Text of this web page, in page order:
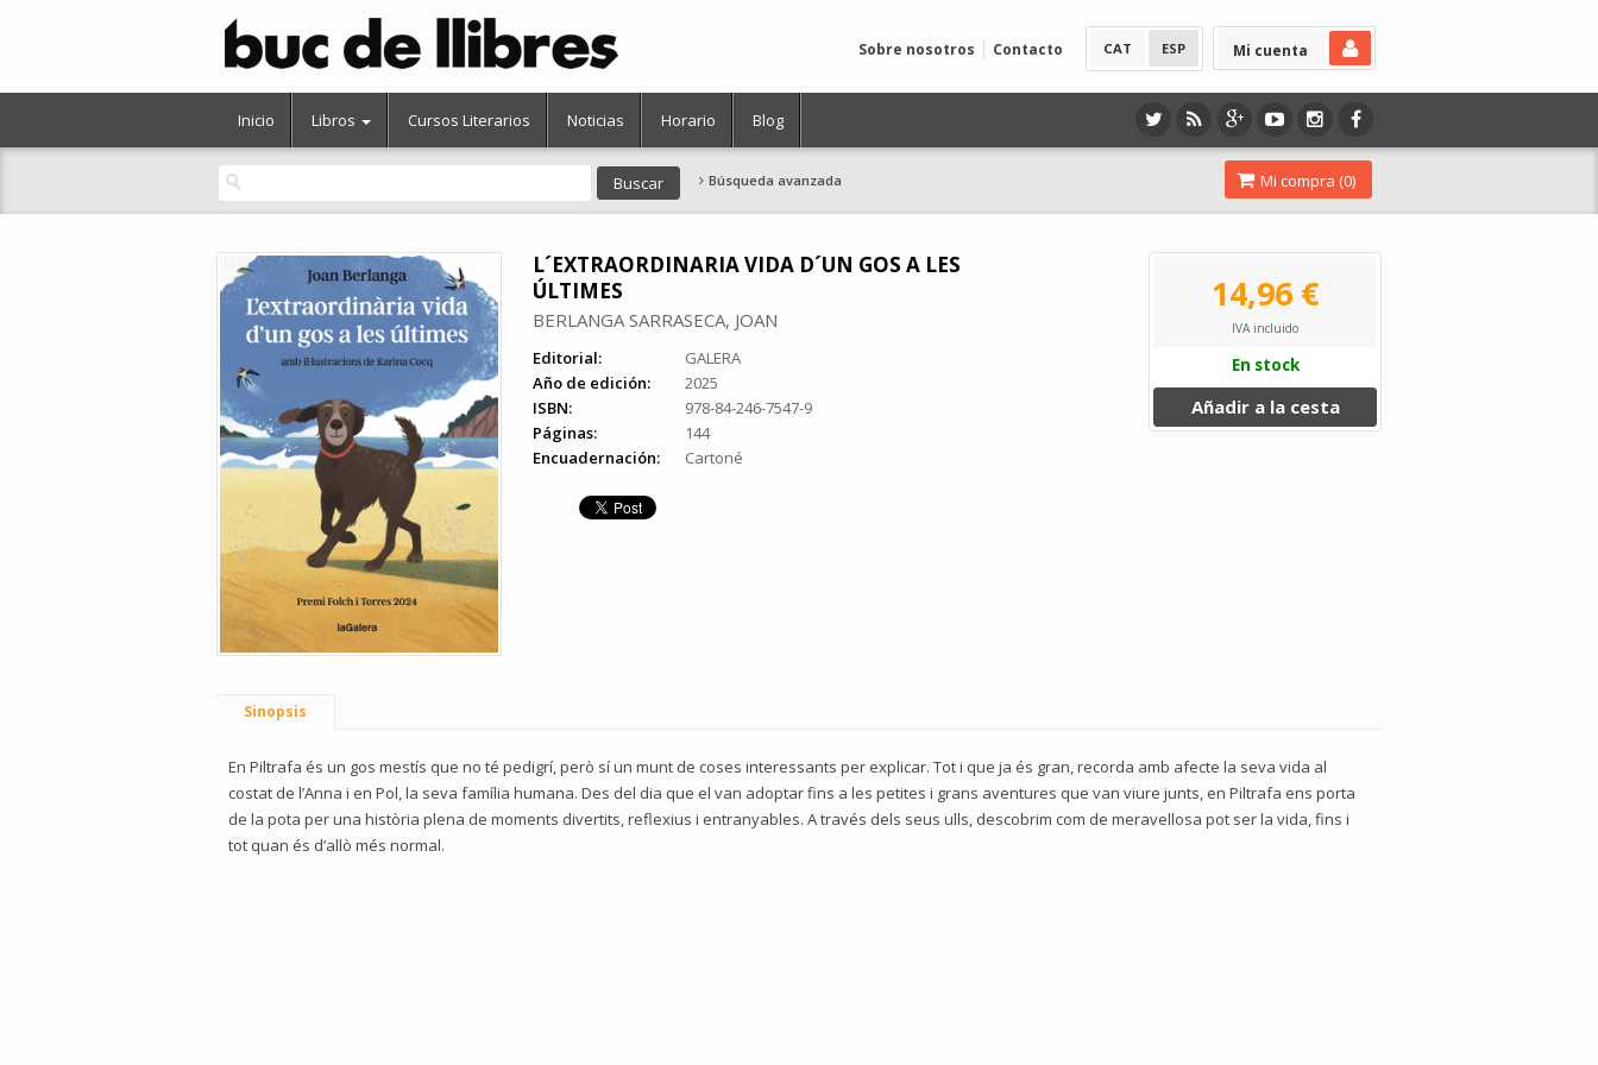
Mi cuenta
CAT ESP
Sobre nosotros Contacto
Inicio Libros Cursos Literarios Noticias Horario Blog
Búsqueda avanzada Mi compra (0)
L´EXTRAORDINARIA VIDA D´UN GOS A LES
ÚLTIMES
BERLANGA SARRASECA, JOAN
Editorial:
GALERA
Año de edición:
2025
ISBN:
978-84-246-7547-9
Páginas:
144
Encuadernación:
Cartoné
14,96 €
IVA incluido
En stock
Añadir a la cesta
Sinopsis
En Piltrafa és un gos mestís que no té pedigrí, però sí un munt de coses interessants per explicar. Tot i que ja és gran, recorda amb afecte la seva vida al
costat de l’Anna i en Pol, la seva família humana. Des del dia que el van adoptar fins a les petites i grans aventures que van viure junts, en Piltrafa ens porta
de la pota per una història plena de moments divertits, reflexius i entranyables. A través dels seus ulls, descobrim com de meravellosa pot ser la vida, fins i
tot quan és d’allò més normal.